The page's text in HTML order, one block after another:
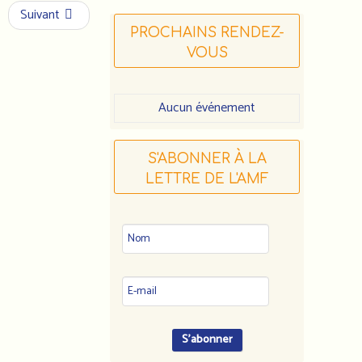
Suivant
PROCHAINS RENDEZ-
VOUS
Aucun événement
S'ABONNER À LA
LETTRE DE L'AMF